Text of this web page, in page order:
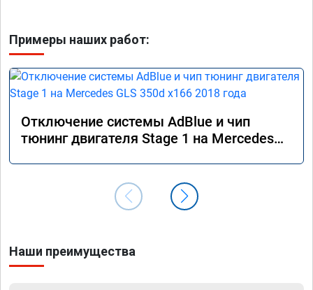
Примеры наших работ:
Отключение системы AdBlue и чип
тюнинг двигателя Stage 1 на Mercedes
Наши преимущества